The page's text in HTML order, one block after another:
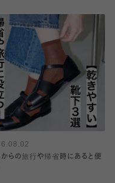
からの旅行や帰省時にあると便